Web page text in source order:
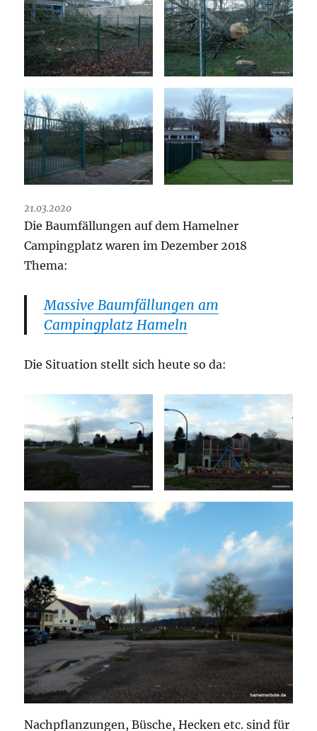
21.03.2020
Die Baumfällungen auf dem Hamelner
Campingplatz waren im Dezember 2018
Thema:
Massive Baumfällungen am
Campingplatz Hameln
Die Situation stellt sich heute so da:
Nachpflanzungen, Büsche, Hecken etc. sind für